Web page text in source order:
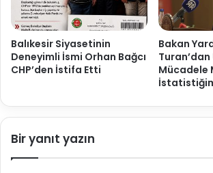
Balıkesir Siyasetinin
Deneyimli İsmi Orhan Bağcı
CHP’den İstifa Etti
Bakan
Mücadele
Bir yanıt yazın